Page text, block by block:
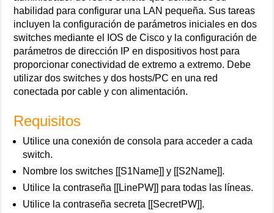
habilidad para configurar una LAN pequeña. Sus tareas
incluyen la configuración de parámetros iniciales en dos
switches mediante el IOS de Cisco y la configuración de
parámetros de dirección IP en dispositivos host para
proporcionar conectividad de extremo a extremo. Debe
utilizar dos switches y dos hosts/PC en una red
conectada por cable y con alimentación.
Requisitos
Utilice una conexión de consola para acceder a cada
switch.
Nombre los switches [[S1Name]] y [[S2Name]].
Utilice la contraseña [[LinePW]] para todas las líneas.
Utilice la contraseña secreta [[SecretPW]].